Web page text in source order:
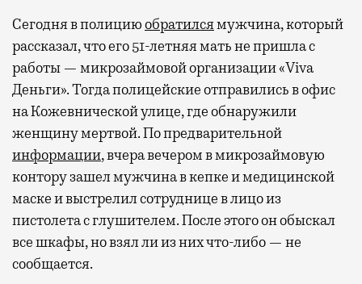
Сегодня в полициюобратилсямужчина, который
рассказал, что его 51-летняя мать не пришла с
работы — микрозаймовой организации «Viva
Деньги». Тогда полицейские отправились в офис
на Кожевнической улице, где обнаружили
женщину мертвой. По предварительной
информации, вчера вечером в микрозаймовую
контору зашел мужчина в кепке и медицинской
маске и выстрелил сотруднице в лицо из
пистолета с глушителем. После этого он обыскал
все шкафы, но взял ли из них что-либо — не
сообщается.